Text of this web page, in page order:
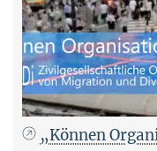
„Können